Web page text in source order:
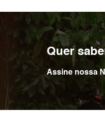
Quer
Assine nossa